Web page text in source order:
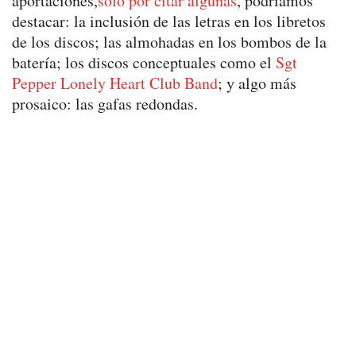
destacar: la inclusión de las letras en los libretos
de los discos; las almohadas en los bombos de la
batería; los discos conceptuales como el Sgt
Pepper Lonely Heart Club Band; y algo más
prosaico: las gafas redondas.